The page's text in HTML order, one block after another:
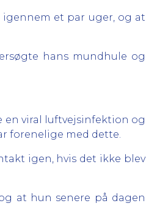
et par uger, og at
hans mundhule og
en viral luftvejsinfektion og
forenelige med dette.
igen, hvis det ikke blev
at hun senere på dagen